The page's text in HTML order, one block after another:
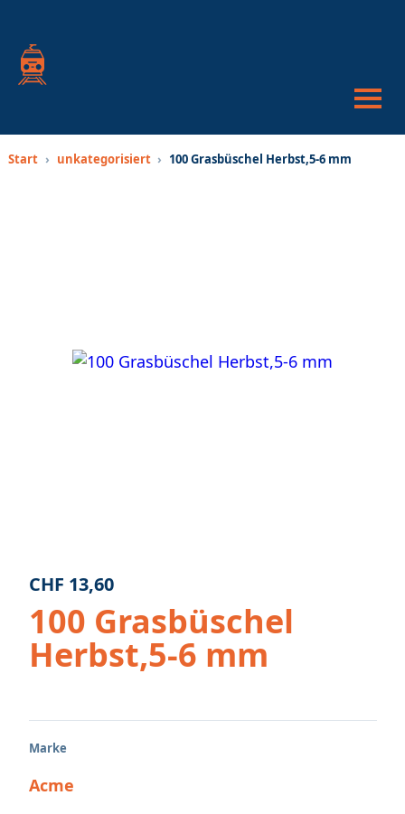
oder
Start › unkategorisiert › 100 Grasbüschel Herbst,5-6 mm
CHF 13,60
100 Grasbüschel
Herbst,5-6 mm
Marke
Acme